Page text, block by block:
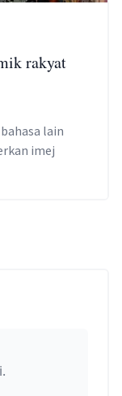
rakyat
lain
imej